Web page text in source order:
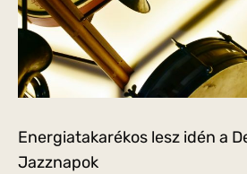
Energiatakarékos lesz idén a
Jazznapok